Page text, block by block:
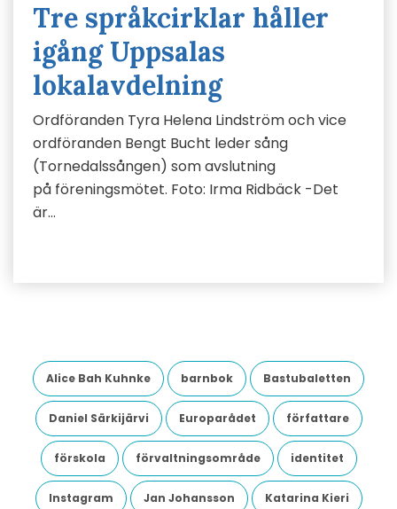
Tre språkcirklar håller
igång Uppsalas
lokalavdelning
Ordföranden Tyra Helena Lindström och vice
ordföranden Bengt Bucht leder sång
(Tornedalssången) som avslutning
på föreningsmötet. Foto: Irma Ridbäck -Det
är…
Alice Bah Kuhnke barnbok Bastubaletten
Daniel Särkijärvi Europarådet författare
förskola förvaltningsområde identitet
Instagram Jan Johansson Katarina Kieri